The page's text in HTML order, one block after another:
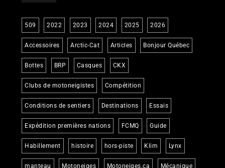
509 2022 2023 2024 2025 2026
Accessoires Arctic-Cat Articles Bonjour Québec
Bottes BRP Casques CKX
Clubs de motoneigistes Compétition
Conditions de sentiers Destinations Essais
Expédition premières nations FCMQ Guide
Habillement histoire hors-piste Klim Lynx
manteau Motoneiges Motoneiges.ca Mécanique